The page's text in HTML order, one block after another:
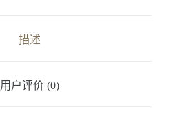
描述
用户评价 (0)